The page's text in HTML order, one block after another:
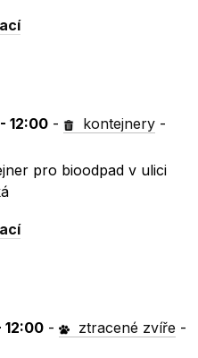
12:00 - kontejnery -
pro bioodpad v ulici
12:00 - ztracené zvíře -